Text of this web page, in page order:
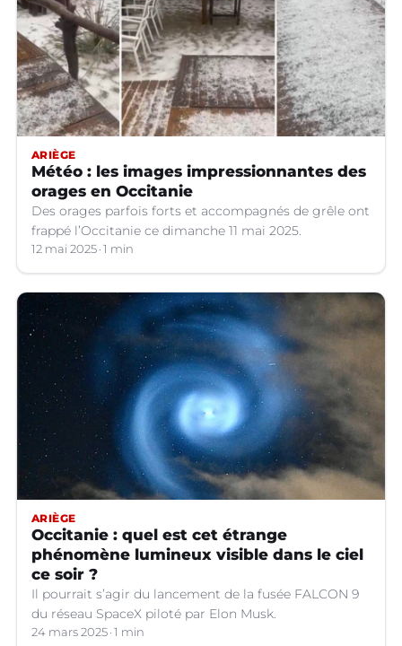
ARIÈGE
Météo : les images impressionnantes des
orages en Occitanie
Des orages parfois forts et accompagnés de grêle ont
frappé l’Occitanie ce dimanche 11 mai 2025.
12 mai 2025 1 min
ARIÈGE
Occitanie : quel est cet étrange
phénomène lumineux visible dans le ciel
ce soir ?
Il pourrait s’agir du lancement de la fusée FALCON 9
du réseau SpaceX piloté par Elon Musk.
24 mars 2025 1 min